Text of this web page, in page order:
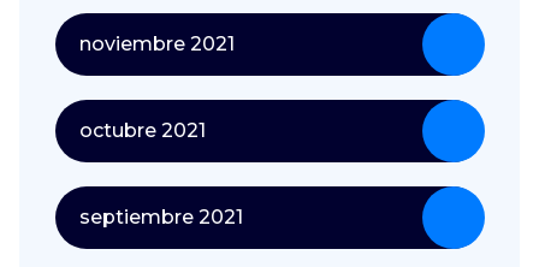
noviembre 2021
octubre 2021
septiembre 2021